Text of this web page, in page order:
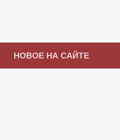
НОВОЕ НА САЙТЕ